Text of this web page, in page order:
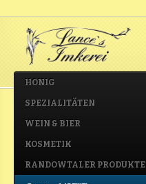
HONIG
SPEZIALITÄTEN
WEIN & BIER
KOSMETIK
RANDOWTALER PRODUKTE